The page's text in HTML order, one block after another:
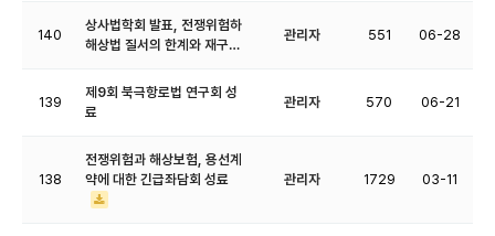
140
상사법학회 발표, 전쟁위험하
해상법 질서의 한계와 재구…
관리자 551 06-28
139
제9회 북극항로법 연구회 성
료
관리자 570 06-21
138
전쟁위험과 해상보험, 용선계
약에 대한 긴급좌담회 성료
관리자 1729 03-11